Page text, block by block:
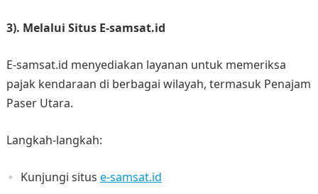
3). Melalui Situs E-samsat.id
E-samsat.id menyediakan layanan untuk memeriksa
pajak kendaraan di berbagai wilayah, termasuk Penajam
Paser Utara.
Langkah-langkah:
Kunjungi situs e-samsat.id